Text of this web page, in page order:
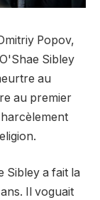
Popov,
Sibley
au
au premier
Sibley a fait la
Il voguait